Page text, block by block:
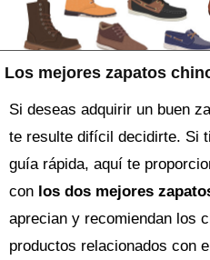
Los mejores zapatos
Si deseas adquirir un buen
te resulte difícil decidirte. Si
guía rápida, aquí te
con los dos mejores
aprecian y recomiendan los
productos relacionados con